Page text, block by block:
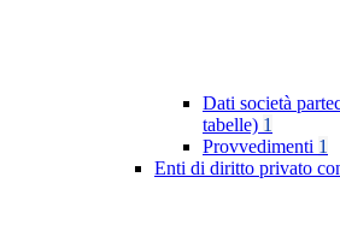
Dati società
tabelle) 1
Provvedimenti 1
Enti di diritto privato